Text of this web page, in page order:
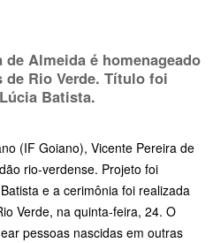
Almeida é homenageado
de Rio Verde. Título foi
Batista.
(IF Goiano), Vicente Pereira de
rio-verdense. Projeto foi
e a cerimônia foi realizada
Verde, na quinta-feira, 24. O
pessoas nascidas em outras